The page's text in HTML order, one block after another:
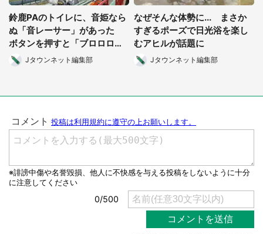
鈴鹿PAのトイレに、音姫なら
ぬ「音レーサー」があった
ボタンを押すと「ブロロロロ
ロロォォ」
Jタウンネット編集部
なぜそんな体勢に... まさか
すぎるポーズで日光浴を楽し
むアヒルが話題に
Jタウンネット編集部